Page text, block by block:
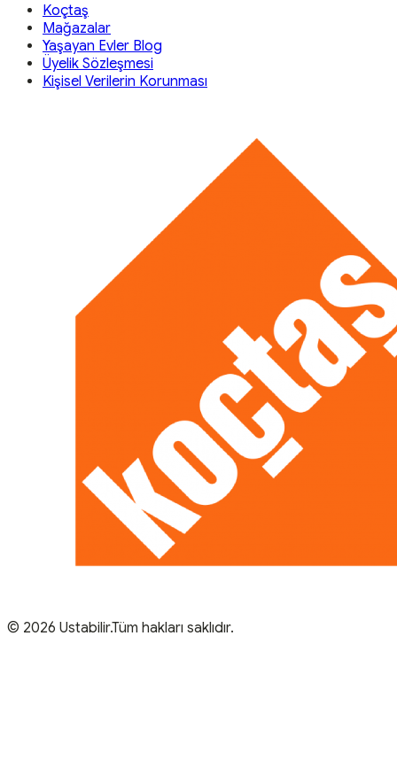
Koçtaş
Mağazalar
Yaşayan Evler Blog
Üyelik Sözleşmesi
Kişisel Verilerin Korunması
© 2026 Ustabilir.Tüm hakları saklıdır.